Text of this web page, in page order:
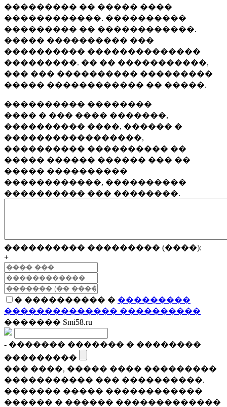
��������� �� ����� ����
������������. ����������
��������� �� ������������.
����� ���������� ���
���������� ��������������
���������. �� �� �����������,
��� ��� ���������� ���������
����� ������������ �� �����.
���������� ��������
���� � ��� ���� �������,
���������� ����, ������ �
�����������������,
���������� ���������� ��
����� ������ ������ ��� ��
����� ����������
������������, ����������
���������� ��� ��������.
���������� ��������� (����):
+
� ���������� � ���������
�������������� ����������
������� Smi58.ru
- ������� ������� � ��������
���������
��� ����, ����� ���� ���������
����������� ��� ����������.
������� ����� ������������
������ � ������ �������������